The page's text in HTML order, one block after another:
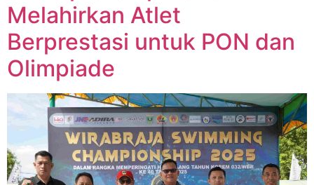
Melahirkan Atlet
Berprestasi untuk PON dan
Olimpiade